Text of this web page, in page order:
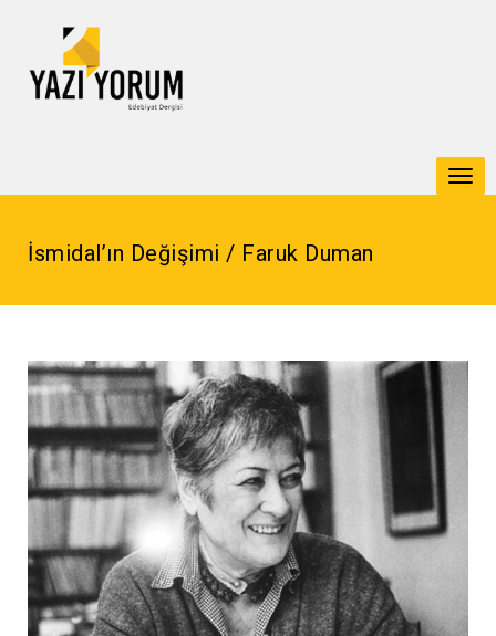
İsmidal’ın Değişimi / Faruk Duman